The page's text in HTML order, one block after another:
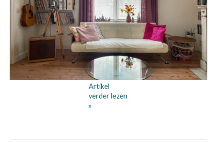
Artikel
verder lezen
»